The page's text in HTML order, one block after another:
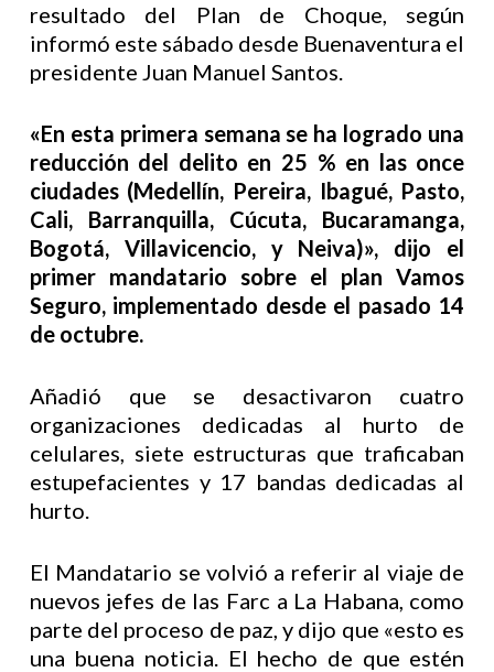
resultado del Plan de Choque, según
informó este sábado desde Buenaventura el
presidente Juan Manuel Santos.
«En esta primera semana se ha logrado una
reducción del delito en 25 % en las once
ciudades (Medellín, Pereira, Ibagué, Pasto,
Cali, Barranquilla, Cúcuta, Bucaramanga,
Bogotá, Villavicencio, y Neiva)», dijo el
primer mandatario sobre el plan Vamos
Seguro, implementado desde el pasado 14
de octubre.
Añadió que se desactivaron cuatro
organizaciones dedicadas al hurto de
celulares, siete estructuras que traficaban
estupefacientes y 17 bandas dedicadas al
hurto.
El Mandatario se volvió a referir al viaje de
nuevos jefes de las Farc a La Habana, como
parte del proceso de paz, y dijo que «esto es
una buena noticia. El hecho de que estén